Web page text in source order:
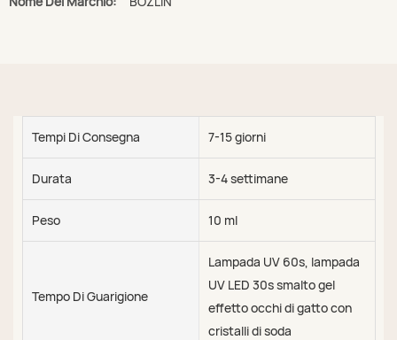
Tempi Di Consegna 7-15 giorni
Durata 3-4 settimane
Peso 10 ml
Tempo Di Guarigione
Lampada UV 60s, lampada
UV LED 30s smalto gel
effetto occhi di gatto con
cristalli di soda